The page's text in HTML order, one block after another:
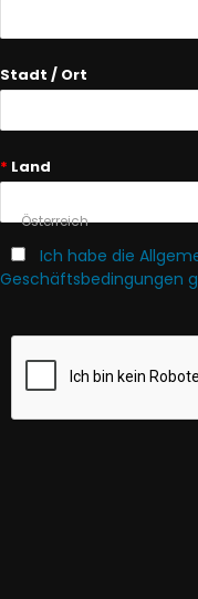
Stadt / Ort
* Land
Österreich
Ich habe die
Geschäftsbedingungen